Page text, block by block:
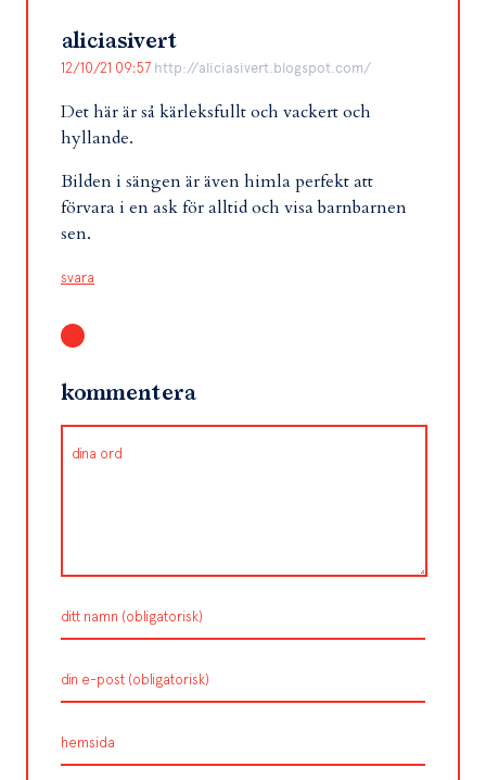
aliciasivert
12/10/21 09:57 http://aliciasivert.blogspot.com/
Det här är så kärleksfullt och vackert och
hyllande.
Bilden i sängen är även himla perfekt att
förvara i en ask för alltid och visa barnbarnen
sen.
svara
kommentera